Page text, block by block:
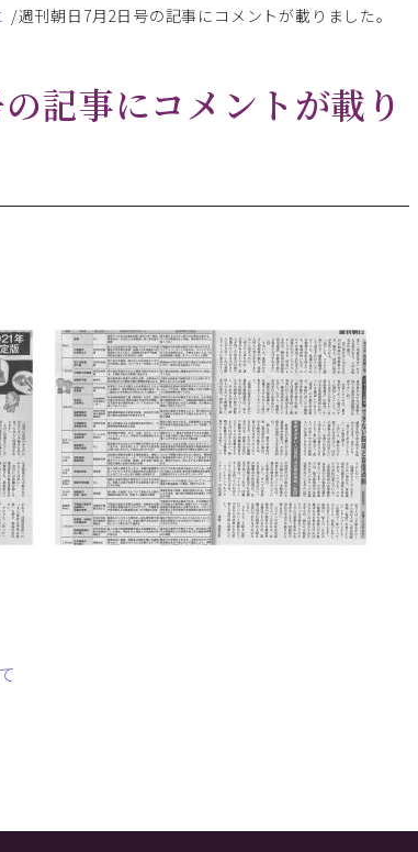
週刊朝日7月2日号の記事にコメントが載りました。
記事にコメントが載り